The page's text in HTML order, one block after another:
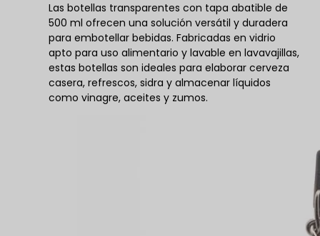
Las botellas transparentes con tapa abatible de
500 ml ofrecen una solución versátil y duradera
para embotellar bebidas. Fabricadas en vidrio
apto para uso alimentario y lavable en lavavajillas,
estas botellas son ideales para elaborar cerveza
casera, refrescos, sidra y almacenar líquidos
como vinagre, aceites y zumos.